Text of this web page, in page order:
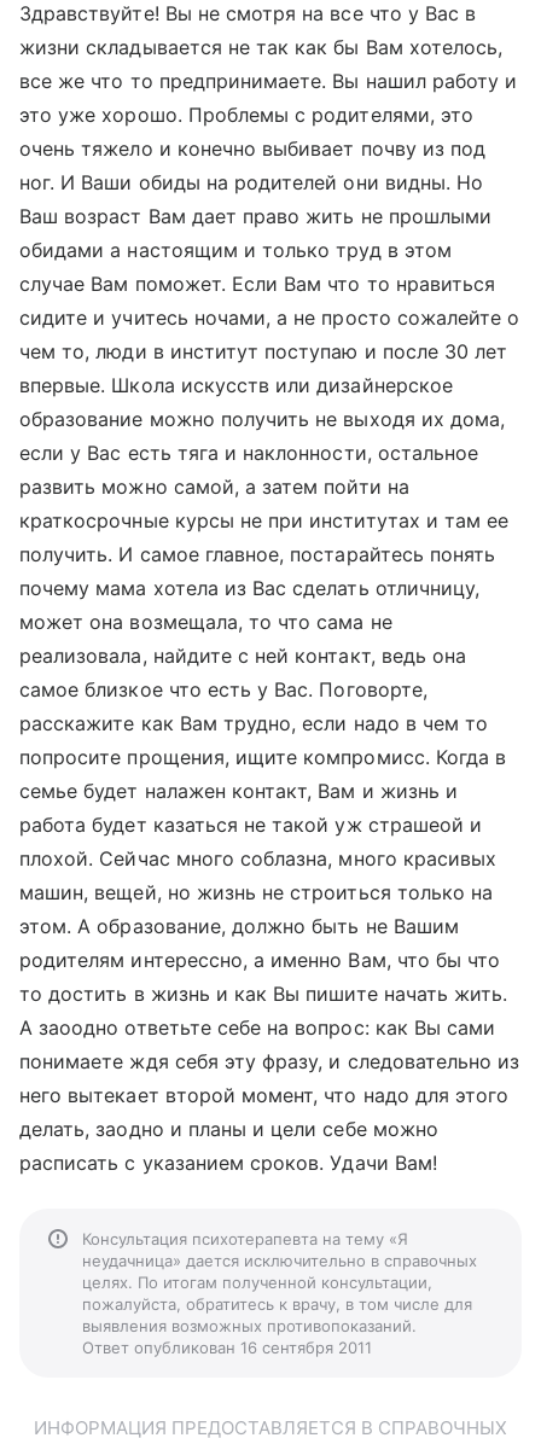
Здравствуйте! Вы не смотря на все что у Вас в
жизни складывается не так как бы Вам хотелось,
все же что то предпринимаете. Вы нашил работу и
это уже хорошо. Проблемы с родителями, это
очень тяжело и конечно выбивает почву из под
ног. И Ваши обиды на родителей они видны. Но
Ваш возраст Вам дает право жить не прошлыми
обидами а настоящим и только труд в этом
случае Вам поможет. Если Вам что то нравиться
сидите и учитесь ночами, а не просто сожалейте о
чем то, люди в институт поступаю и после 30 лет
впервые. Школа искусств или дизайнерское
образование можно получить не выходя их дома,
если у Вас есть тяга и наклонности, остальное
развить можно самой, а затем пойти на
краткосрочные курсы не при институтах и там ее
получить. И самое главное, постарайтесь понять
почему мама хотела из Вас сделать отличницу,
может она возмещала, то что сама не
реализовала, найдите с ней контакт, ведь она
самое близкое что есть у Вас. Поговорте,
расскажите как Вам трудно, если надо в чем то
попросите прощения, ищите компромисс. Когда в
семье будет налажен контакт, Вам и жизнь и
работа будет казаться не такой уж страшеой и
плохой. Сейчас много соблазна, много красивых
машин, вещей, но жизнь не строиться только на
этом. А образование, должно быть не Вашим
родителям интерессно, а именно Вам, что бы что
то достить в жизнь и как Вы пишите начать жить.
А заоодно ответьте себе на вопрос: как Вы сами
понимаете ждя себя эту фразу, и следовательно из
него вытекает второй момент, что надо для этого
делать, заодно и планы и цели себе можно
расписать с указанием сроков. Удачи Вам!
Консультация психотерапевта на тему «Я
неудачница» дается исключительно в справочных
целях. По итогам полученной консультации,
пожалуйста, обратитесь к врачу, в том числе для
выявления возможных противопоказаний.
Ответ опубликован 16 сентября 2011
ИНФОРМАЦИЯ ПРЕДОСТАВЛЯЕТСЯ В СПРАВОЧНЫХ